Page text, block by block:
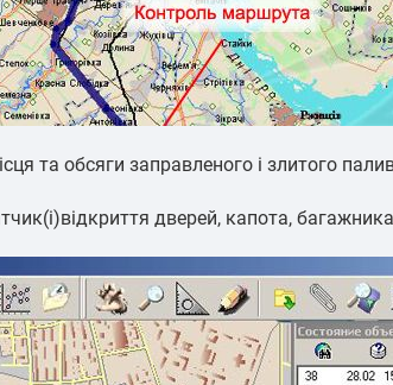
та обсяги заправленого і злитого
дверей, капота,